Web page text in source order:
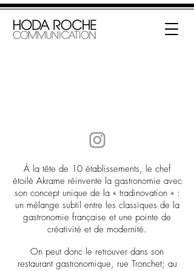
À la tête de 10 établissements, le chef
étoilé Akrame réinvente la gastronomie avec
son concept unique de la « tradinovation » :
un mélange subtil entre les classiques de la
gastronomie française et une pointe de
créativité et de modernité.
On peut donc le retrouver dans son
restaurant gastronomique, rue Tronchet; au